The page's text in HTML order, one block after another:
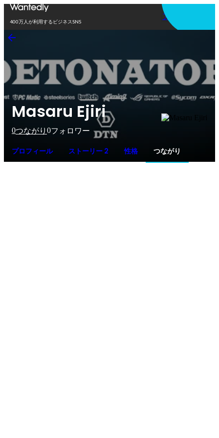
400万人が利用するビジネスSNS
アプリを使う
Masaru Ejiri
0つながり 0フォロワー
プロフィール ストーリー 2 性格 つながり